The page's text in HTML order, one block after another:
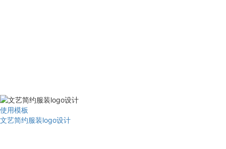
使用模板
文艺简约服装logo设计